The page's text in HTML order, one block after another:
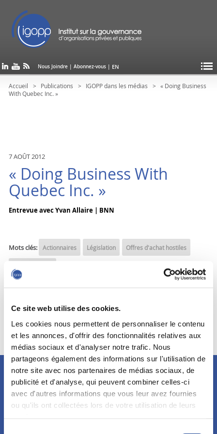
Ce site web utilise des cookies.
Les cookies nous permettent de personnaliser le contenu
et les annonces, d'offrir des fonctionnalités relatives aux
médias sociaux et d'analyser notre trafic. Nous
partageons également des informations sur l'utilisation de
notre site avec nos partenaires de médias sociaux, de
publicité et d'analyse, qui peuvent combiner celles-ci
avec d'autres informations que vous leur avez fournies
ou qu'ils ont collectées lors de votre utilisation de leurs
Nous Joindre |Abonnez-vous | EN
Accueil Publications IGOPP dans les médias
« Doing Business
With Quebec Inc. »
7 AOÛT 2012
« Doing Business With
Quebec Inc. »
Entrevue avec Yvan Allaire | BNN
Mots clés: Actionnaires Législation Offres d'achat hostiles
Source :
Restez à l'affût!
Abonnez-vous à l’infolettre et découvrez nos événements,
formations et publications.